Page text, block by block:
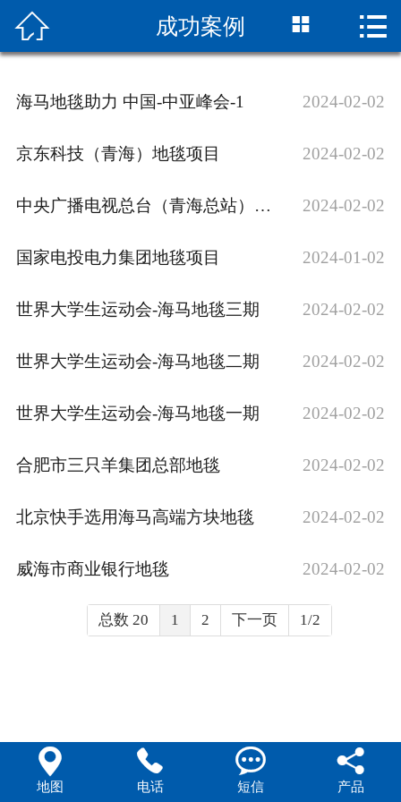
网站首页
产品中心
资质荣誉
现货查询
 成功案例  
海马地毯助力 中国-中亚峰会-1 2024-02-02
京东科技（青海）地毯项目 2024-02-02
中央广播电视总台（青海总站）地毯 2024-02-02
国家电投电力集团地毯项目 2024-01-02
世界大学生运动会-海马地毯三期 2024-02-02
世界大学生运动会-海马地毯二期 2024-02-02
世界大学生运动会-海马地毯一期 2024-02-02
合肥市三只羊集团总部地毯 2024-02-02
北京快手选用海马高端方块地毯 2024-02-02
威海市商业银行地毯 2024-02-02
总数 20 1 2 下一页 1/2

地图

电话

短信

产品